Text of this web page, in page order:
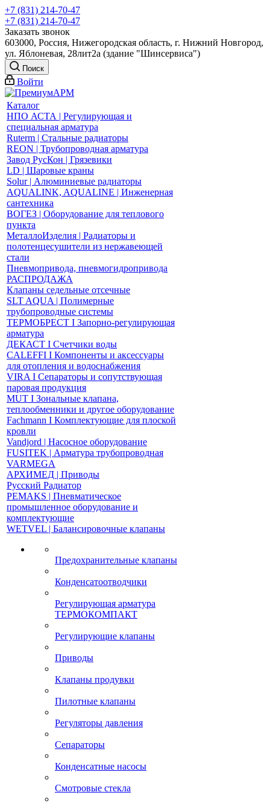
+7 (831) 214-70-47
+7 (831) 214-70-47
Заказать звонок
603000, Россия, Нижегородская область, г. Нижний Новгород,
ул. Яблоневая, 28лит2а (здание "Шинсервиса")
Поиск
Войти
Каталог
НПО АСТА | Регулирующая и
специальная арматура
Ruterm | Стальные радиаторы
REON | Трубопроводная арматура
Завод РусКон | Грязевики
LD | Шаровые краны
Solur | Алюминиевые радиаторы
AQUALINK, AQUALINE | Инженерная
сантехника
ВОГЕЗ | Оборудование для теплового
пункта
МеталлоИзделия | Радиаторы и
полотенцесушители из нержавеющей
стали
Пневмопривода, пневмогидропривода
РАСПРОДАЖА
Клапаны седельные отсечные
SLT AQUA | Полимерные
трубопроводные системы
ТЕРМОБРЕСТ І Запорно-регулирующая
арматура
ДЕКАСТ І Счетчики воды
CALEFFI І Компоненты и аксессуары
для отопления и водоснабжения
VIRA І Сепараторы и сопутствующая
паровая продукция
MUT І Зональные клапана,
теплообменники и другое оборудование
Fachmann І Комплектующие для плоской
кровли
Vandjord | Насосное оборудование
FUSITEK | Арматура трубопроводная
VARMEGA
АРХИМЕД | Приводы
Русский Радиатор
PEMAKS | Пневматическое
промышленное оборудование и
комплектующие
WETVEL | Балансировочные клапаны
Предохранительные клапаны
Конденсатоотводчики
Регулирующая арматура
ТЕРМОКОМПАКТ
Регулирующие клапаны
Приводы
Клапаны продувки
Пилотные клапаны
Регуляторы давления
Сепараторы
Конденсатные насосы
Смотровые стекла